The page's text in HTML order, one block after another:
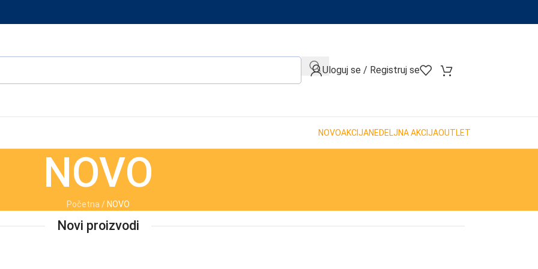
When autocomplete results are available use up and down
Uloguj se / Registruj se
NOVOAKCIJANEDELJNA AKCIJAOUTLET
NOVO
Početna / NOVO
Novi proizvodi